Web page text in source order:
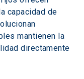
capacidad de
mantienen la
directamente